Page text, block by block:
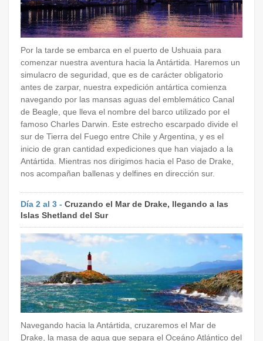
Por la tarde se embarca en el puerto de Ushuaia para
comenzar nuestra aventura hacia la Antártida. Haremos un
simulacro de seguridad, que es de carácter obligatorio
antes de zarpar, nuestra expedición antártica comienza
navegando por las mansas aguas del emblemático Canal
de Beagle, que lleva el nombre del barco utilizado por el
famoso Charles Darwin. Este estrecho escarpado divide el
sur de Tierra del Fuego entre Chile y Argentina, y es el
inicio de gran cantidad expediciones que han viajado a la
Antártida. Mientras nos dirigimos hacia el Paso de Drake,
nos acompañan ballenas y delfines en dirección sur.
Día 2 al 3 - Cruzando el Mar de Drake, llegando a las
Islas Shetland del Sur
Navegando hacia la Antártida, cruzaremos el Mar de
Drake, la masa de agua que separa el Oceáno Atlántico del